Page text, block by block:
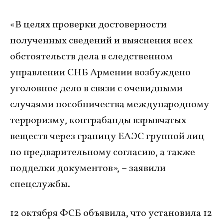
«В целях проверки достоверности
полученных сведений и выяснения всех
обстоятельств дела в следственном
управлении СНБ Армении возбуждено
уголовное дело в связи с очевидными
случаями пособничества международному
терроризму, контрабанды взрывчатых
веществ через границу ЕАЭС группой лиц
по предварительному согласию, а также
подделки документов», – заявили
спецслужбы.
12 октября ФСБ объявила, что установила 12